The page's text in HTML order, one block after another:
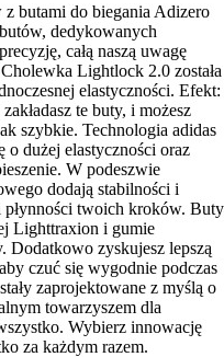
z butami do biegania Adizero
dedykowanych
całą naszą uwagę
Lightlock 2.0 została
elastyczności. Efekt:
te buty, i możesz
szybkie. Technologia adidas
dużej elastyczności oraz
W podeszwie
dodają stabilności i
twoich kroków. Buty
Lighttraxion i gumie
zyskujesz lepszą
czuć się wygodnie podczas
zaprojektowane z myślą o
towarzyszem dla
Wybierz innowację
za każdym razem.